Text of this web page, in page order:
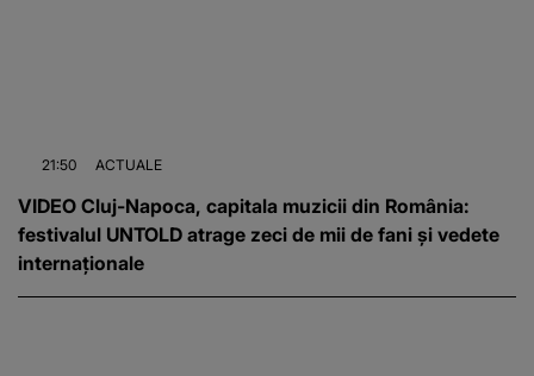
21:50 ACTUALE
VIDEO Cluj-Napoca, capitala muzicii din România:
festivalul UNTOLD atrage zeci de mii de fani și vedete
internaționale